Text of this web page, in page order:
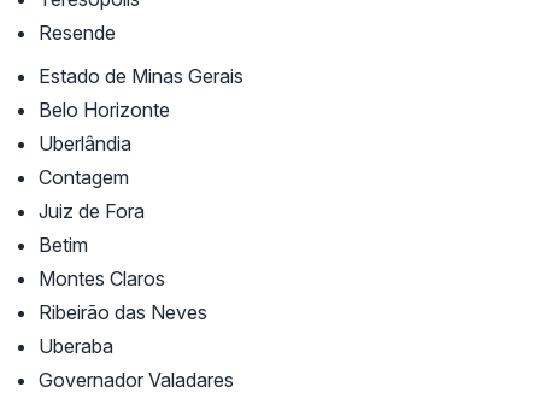
Resende
Estado de Minas Gerais
Belo Horizonte
Uberlândia
Contagem
Juiz de Fora
Betim
Montes Claros
Ribeirão das Neves
Uberaba
Governador Valadares